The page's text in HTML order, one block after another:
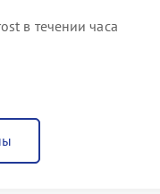
в течении часа